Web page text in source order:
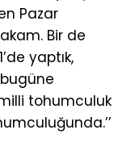
Pazar
Bir de
yaptık,
tohumculuk